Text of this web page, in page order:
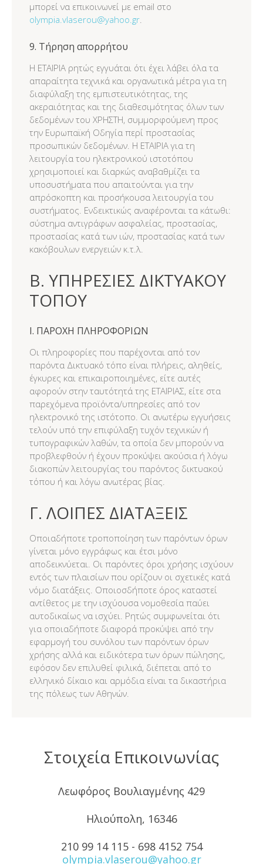
μπορεί να επικοινωνεί με email στο
olympia.vlaserou@yahoo.gr.
9. Τήρηση απορρήτου
Η ΕΤΑΙΡΙΑ ρητώς εγγυάται ότι έχει λάβει όλα τα
απαραίτητα τεχνικά και οργανωτικά μέτρα για τη
διαφύλαξη της εμπιστευτικότητας, της
ακεραιότητας και της διαθεσιμότητας όλων των
δεδομένων του ΧΡΗΣΤΗ, συμμορφούμενη προς
την Ευρωπαϊκή Οδηγία περί προστασίας
προσωπικών δεδομένων. Η ΕΤΑΙΡΙΑ για τη
λειτουργία του ηλεκτρονικού ιστοτόπου
χρησιμοποιεί και διαρκώς αναβαθμίζει τα
υποσυστήματα που απαιτούνται για την
απρόσκοπτη και προσήκουσα λειτουργία του
συστήματος. Ενδεικτικώς αναφέρονται τα κάτωθι:
σύστημα αντιγράφων ασφαλείας, προστασίας,
προστασίας κατά των ιών, προστασίας κατά των
κακόβουλων ενεργειών κ.τ.λ.
B. ΥΠΗΡΕΣΙΕΣ ΔΙΚΤΥΑΚΟΥ
ΤΟΠΟΥ
I. ΠΑΡΟΧΗ ΠΛΗΡΟΦΟΡΙΩΝ
Οι πληροφορίες που παρέχονται από τον
παρόντα Δικτυακό τόπο είναι πλήρεις, αληθείς,
έγκυρες και επικαιροποιημένες, είτε αυτές
αφορούν στην ταυτότητά της ΕΤΑΙΡΙΑΣ, είτε στα
παρεχόμενα προϊόντα/υπηρεσίες από τον
ηλεκτρονικό της ιστότοπο. Οι ανωτέρω εγγυήσεις
τελούν υπό την επιφύλαξη τυχόν τεχνικών ή
τυπογραφικών λαθών, τα οποία δεν μπορούν να
προβλεφθούν ή έχουν προκύψει ακούσια ή λόγω
διακοπών λειτουργίας του παρόντος δικτυακού
τόπου ή και λόγω ανωτέρας βίας.
Γ. ΛΟΙΠΕΣ ΔΙΑΤΑΞΕΙΣ
Οποιαδήποτε τροποποίηση των παρόντων όρων
γίνεται μόνο εγγράφως και έτσι μόνο
αποδεικνύεται. Οι παρόντες όροι χρήσης ισχύουν
εντός των πλαισίων που ορίζουν οι σχετικές κατά
νόμο διατάξεις. Οποιοσδήποτε όρος καταστεί
αντίθετος με την ισχύουσα νομοθεσία παύει
αυτοδικαίως να ισχύει. Ρητώς συμφωνείται ότι
για οποιαδήποτε διαφορά προκύψει από την
εφαρμογή του συνόλου των παρόντων όρων
χρήσης αλλά και ειδικότερα των όρων πώλησης,
εφόσον δεν επιλυθεί φιλικά, διέπεται από το
ελληνικό δίκαιο και αρμόδια είναι τα δικαστήρια
της πόλεως των Αθηνών.
Στοιχεία Επικοινωνίας
Λεωφόρος Βουλιαγμένης 429
Ηλιούπολη, 16346
210 99 14 115 - 698 4152 754
olympia.vlaserou@yahoo.gr